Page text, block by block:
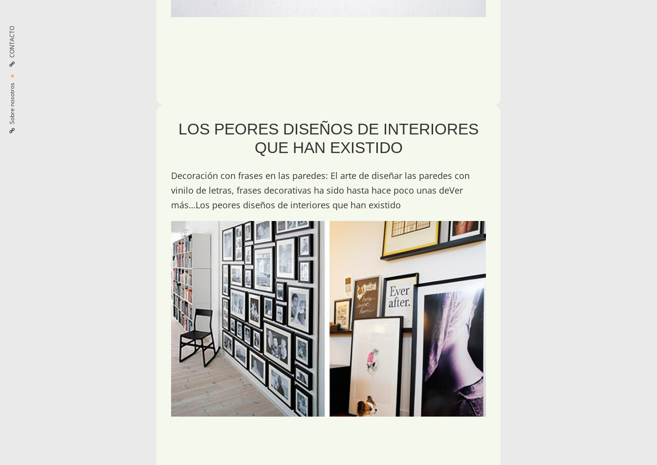
Sobre nosotros
CONTACTO
LOS PEORES DISEÑOS DE INTERIORES
QUE HAN EXISTIDO
Decoración con frases en las paredes: El arte de diseñar las paredes con
vinilo de letras, frases decorativas ha sido hasta hace poco unas deVer
más…Los peores diseños de interiores que han existido